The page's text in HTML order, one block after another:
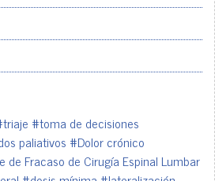
#toma de decisiones
paliativos #Dolor crónico
de Fracaso de Cirugía Espinal Lumbar